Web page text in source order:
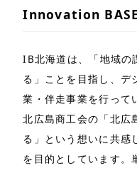
Innovation BASE
IB北海道は、「地域の
る」ことを目指し、デ
業・伴走事業を行って
北広島商工会の「北広
る」という想いに共感
を目的としています。